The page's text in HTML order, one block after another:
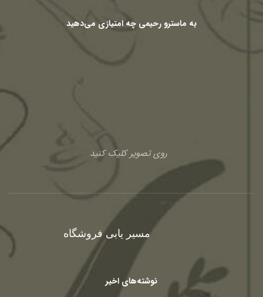
به ماسترو رحیمی چه امتیازی می‌دهید
روی تصویر کلیک کنید
مسیر یابی فروشگاه
نوشته‌های اخیر